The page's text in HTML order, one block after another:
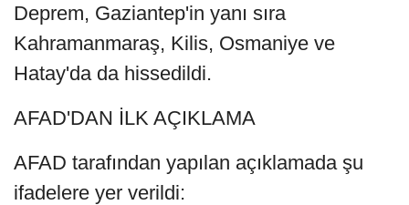
Deprem, Gaziantep'in yanı sıra
Kahramanmaraş, Kilis, Osmaniye ve
Hatay'da da hissedildi.
AFAD'DAN İLK AÇIKLAMA
AFAD tarafından yapılan açıklamada şu
ifadelere yer verildi: